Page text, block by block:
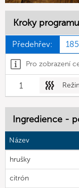
Kroky programu
Předehřev:
Pro zobrazení
1
Ingredience -
Název
hrušky
citrón